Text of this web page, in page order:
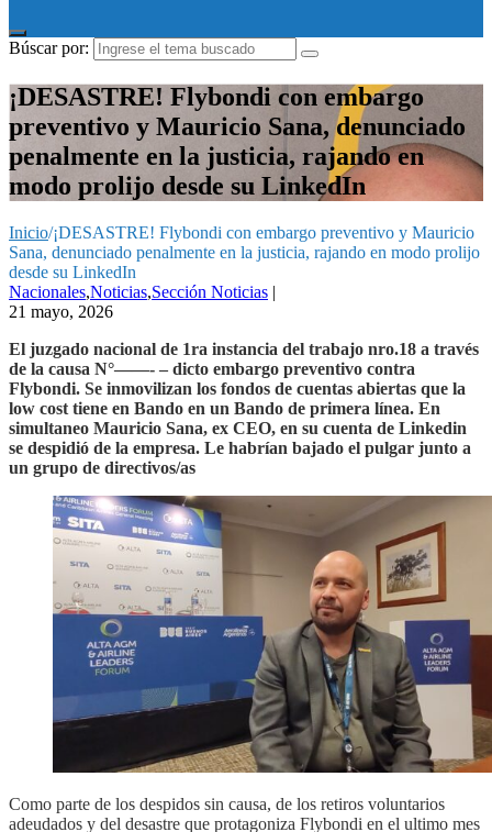
Búscar por:
¡DESASTRE! Flybondi con embargo
preventivo y Mauricio Sana, denunciado
penalmente en la justicia, rajando en
modo prolijo desde su LinkedIn
Inicio/¡DESASTRE! Flybondi con embargo preventivo y Mauricio
Sana, denunciado penalmente en la justicia, rajando en modo prolijo
desde su LinkedIn
Nacionales,Noticias,Sección Noticias |
21 mayo, 2026
El juzgado nacional de 1ra instancia del trabajo nro.18 a través
de la causa N°——- – dicto embargo preventivo contra
Flybondi. Se inmovilizan los fondos de cuentas abiertas que la
low cost tiene en Bando en un Bando de primera línea. En
simultaneo Mauricio Sana, ex CEO, en su cuenta de Linkedin
se despidió de la empresa. Le habrían bajado el pulgar junto a
un grupo de directivos/as
Como parte de los despidos sin causa, de los retiros voluntarios
adeudados y del desastre que protagoniza Flybondi en el ultimo mes